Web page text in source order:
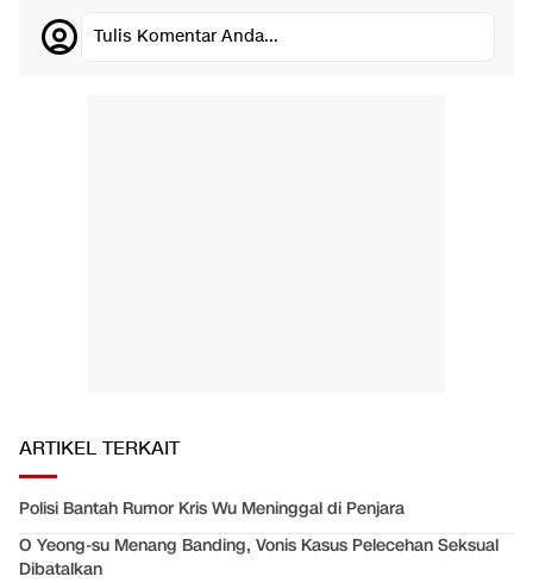
Tulis Komentar Anda...
ARTIKEL TERKAIT
Polisi Bantah Rumor Kris Wu Meninggal di Penjara
O Yeong-su Menang Banding, Vonis Kasus Pelecehan Seksual
Dibatalkan